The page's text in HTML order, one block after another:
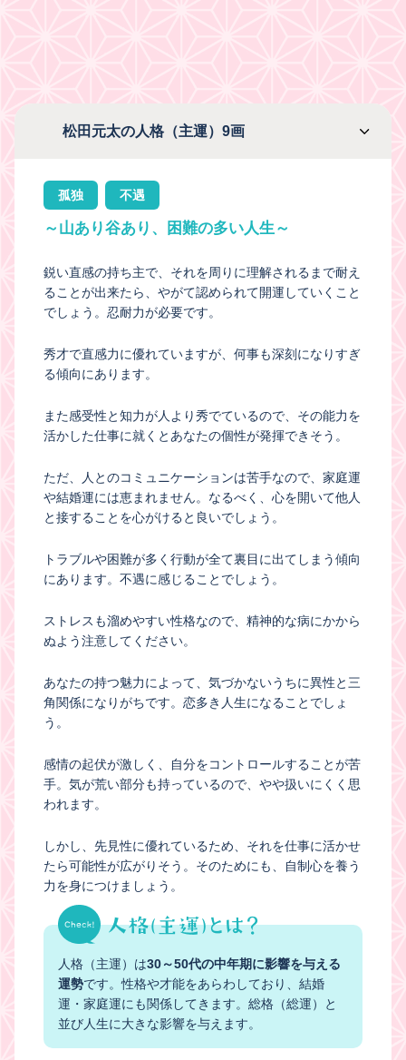
松田元太の人格（主運）9画
孤独 不遇
～山あり谷あり、困難の多い人生～
鋭い直感の持ち主で、それを周りに理解されるまで耐え
ることが出来たら、やがて認められて開運していくこと
でしょう。忍耐力が必要です。
秀才で直感力に優れていますが、何事も深刻になりすぎ
る傾向にあります。
また感受性と知力が人より秀でているので、その能力を
活かした仕事に就くとあなたの個性が発揮できそう。
ただ、人とのコミュニケーションは苦手なので、家庭運
や結婚運には恵まれません。なるべく、心を開いて他人
と接することを心がけると良いでしょう。
トラブルや困難が多く行動が全て裏目に出てしまう傾向
にあります。不遇に感じることでしょう。
ストレスも溜めやすい性格なので、精神的な病にかから
ぬよう注意してください。
あなたの持つ魅力によって、気づかないうちに異性と三
角関係になりがちです。恋多き人生になることでしょ
う。
感情の起伏が激しく、自分をコントロールすることが苦
手。気が荒い部分も持っているので、やや扱いにくく思
われます。
しかし、先見性に優れているため、それを仕事に活かせ
たら可能性が広がりそう。そのためにも、自制心を養う
力を身につけましょう。
人格（主運）は30～50代の中年期に影響を与える
運勢です。性格や才能をあらわしており、結婚
運・家庭運にも関係してきます。総格（総運）と
並び人生に大きな影響を与えます。